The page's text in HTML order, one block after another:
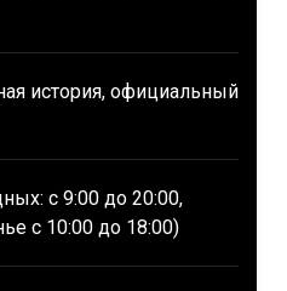
история, официальный
с 9:00 до 20:00,
с 10:00 до 18:00)